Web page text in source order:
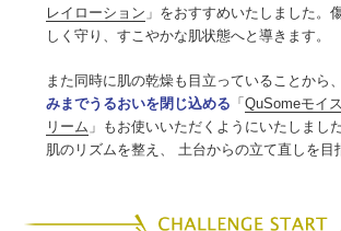
レイローション 」をおすすめいたしました。
しく守り、すこやかな肌状態へと導きます。
また同時に肌の乾燥も目立っていることから
みまでうるおいを閉じ込める 「QuSomeモイ
リーム 」もお使いいただくようにいたしまし
肌のリズムを整え、 土台からの立て直しを目